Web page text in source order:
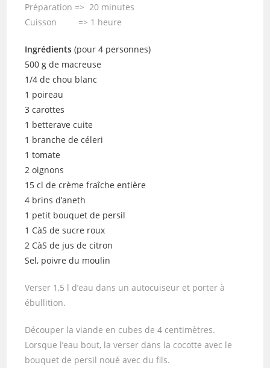
Préparation => 20 minutes
Cuisson => 1 heure
Ingrédients (pour 4 personnes)
500 g de macreuse
1/4 de chou blanc
1 poireau
3 carottes
1 betterave cuite
1 branche de céleri
1 tomate
2 oignons
15 cl de crème fraîche entière
4 brins d’aneth
1 petit bouquet de persil
1 CàS de sucre roux
2 CàS de jus de citron
Sel, poivre du moulin
Verser 1,5 l d’eau dans un autocuiseur et porter à
ébullition.
Découper la viande en cubes de 4 centimètres.
Lorsque l’eau bout, la verser dans la cocotte avec le
bouquet de persil noué avec du fils.